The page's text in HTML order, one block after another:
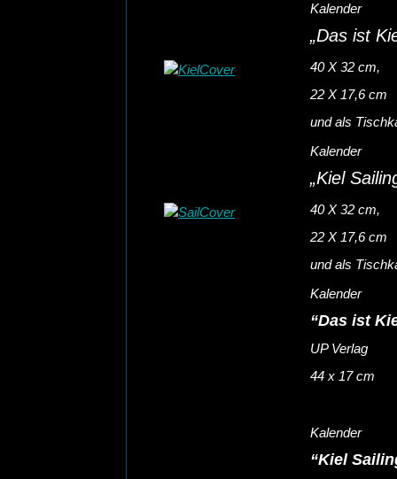
Kalender
„Das ist
40 X 32 cm,
22 X 17,6 cm
und als
Kalender
„Kiel
40 X 32 cm,
22 X 17,6 cm
und als
Kalender
“Das ist
UP Verlag
44 x 17
Kalender
“Kiel